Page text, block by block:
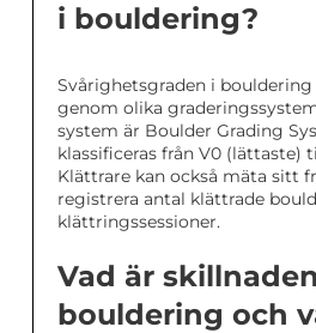
i bouldering?
Svårighetsgraden i
genom olika
system är Boulder Grading
klassificeras från V0 (lättaste)
Klättrare kan också mäta sitt
registrera antal klättrade
klättringssessioner.
Vad är
bouldering och